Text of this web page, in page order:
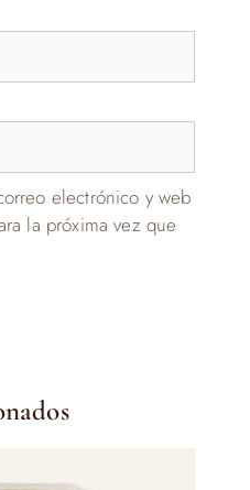
electrónico y web
la próxima vez que